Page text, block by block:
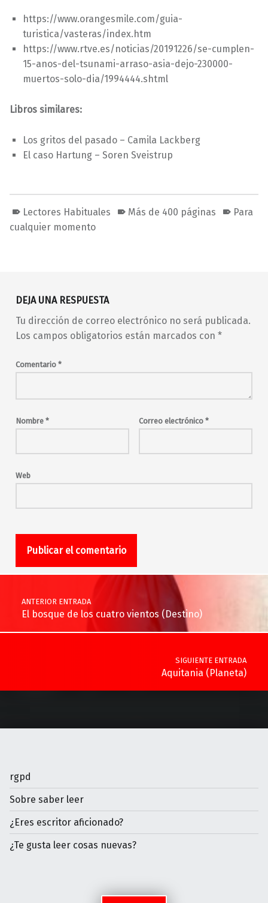
https://www.orangesmile.com/guia-
turistica/vasteras/index.htm
https://www.rtve.es/noticias/20191226/se-cumplen-
15-anos-del-tsunami-arraso-asia-dejo-230000-
muertos-solo-dia/1994444.shtml
Libros similares:
Los gritos del pasado – Camila Lackberg
El caso Hartung – Soren Sveistrup
Lectores Habituales Más de 400 páginas
Para
cualquier momento
DEJA UNA RESPUESTA
Tu dirección de correo electrónico no será publicada.
Los campos obligatorios están marcados con *
Comentario *
Nombre * Correo electrónico *
Web
Navegación de entradas
ANTERIOR ENTRADA
El bosque de los cuatro vientos (Destino)
SIGUIENTE ENTRADA
Aquitania (Planeta)
rgpd
Sobre saber leer
¿Eres escritor aficionado?
¿Te gusta leer cosas nuevas?